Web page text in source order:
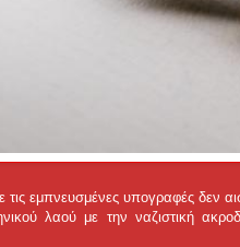
τις εμπνευσμένες υπογραφές δεν
λαού με την ναζιστική